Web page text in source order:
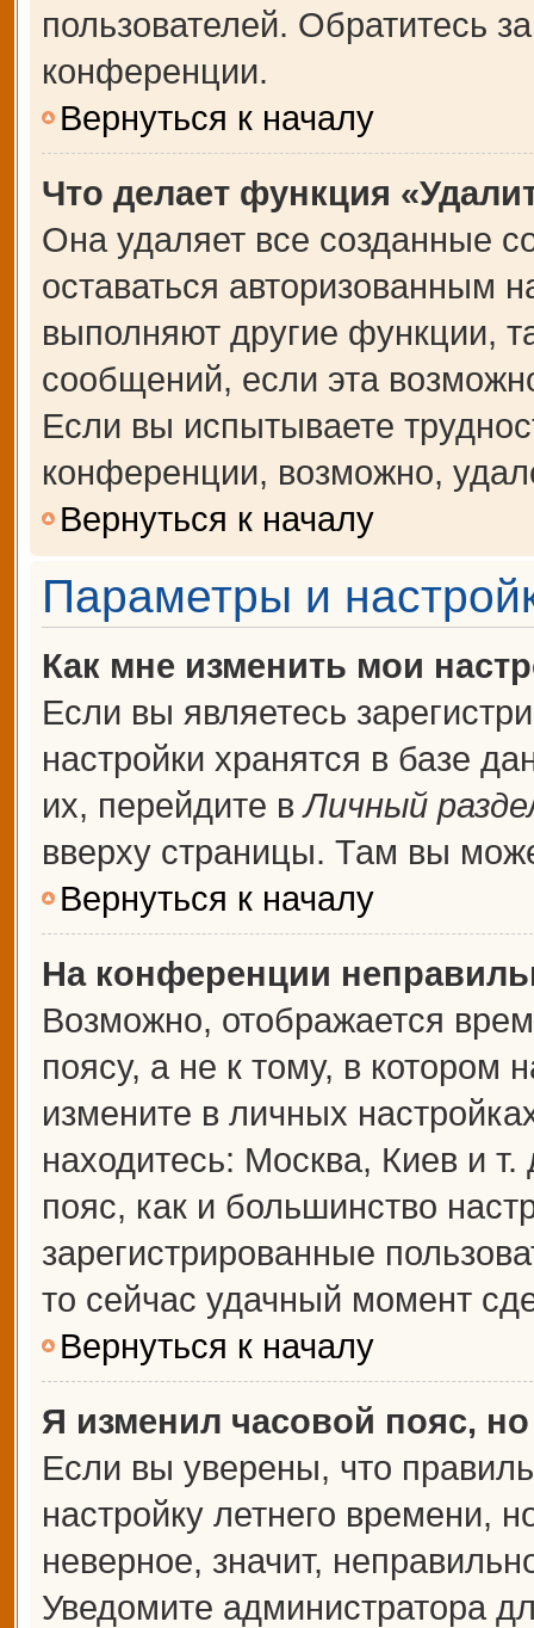
пользователей. Обратитесь
конференции.
Вернуться к началу
Что делает функция
Она удаляет все созданные
оставаться авторизованным
выполняют другие функции,
сообщений, если эта
Если вы испытываете
конференции, возможно,
Вернуться к началу
Параметры и
Как мне изменить мои
Если вы являетесь
настройки хранятся в базе
их, перейдите вЛичный
вверху страницы. Там вы
Вернуться к началу
На конференции
Возможно, отображается
поясу, а не к тому, в котором
измените в личных
находитесь: Москва, Киев и
пояс, как и большинство
зарегистрированные
то сейчас удачный момент
Вернуться к началу
Я изменил часовой пояс,
Если вы уверены, что
настройку летнего времени,
неверное, значит,
Уведомите администратора